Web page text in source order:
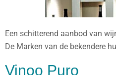
Een schitterend aanbod van
De Marken van de bekendere
Vinoo Puro